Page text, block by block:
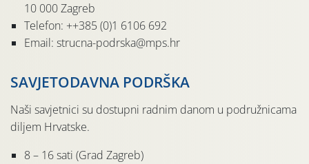
10 000 Zagreb
Telefon: ++385 (0)1 6106 692
Email: strucna-podrska@mps.hr
SAVJETODAVNA PODRŠKA
Naši savjetnici su dostupni radnim danom u podružnicama
diljem Hrvatske.
8 – 16 sati (Grad Zagreb)